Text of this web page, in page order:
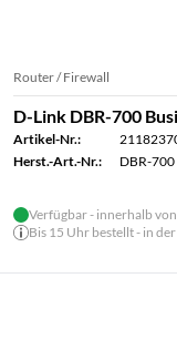
Router / Firewall
D-Link DBR-700
Artikel-Nr.:
Herst.-Art.-Nr.:
DBR-700
Verfügbar - innerhalb
Bis 15 Uhr bestellt - in